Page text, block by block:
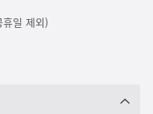
일 제외)